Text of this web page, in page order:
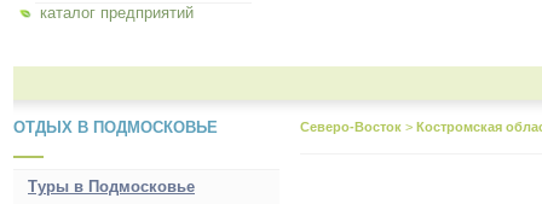
каталог предприятий
ОТДЫХ В ПОДМОСКОВЬЕ
Туры в Подмосковье
Северо-Восток > Костромская